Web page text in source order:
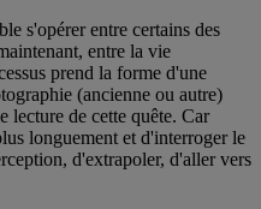
s'opérer entre certains des
entre la vie
prend la forme d'une
(ancienne ou autre)
lecture de cette quête. Car
longuement et d'interroger le
d'extrapoler, d'aller vers